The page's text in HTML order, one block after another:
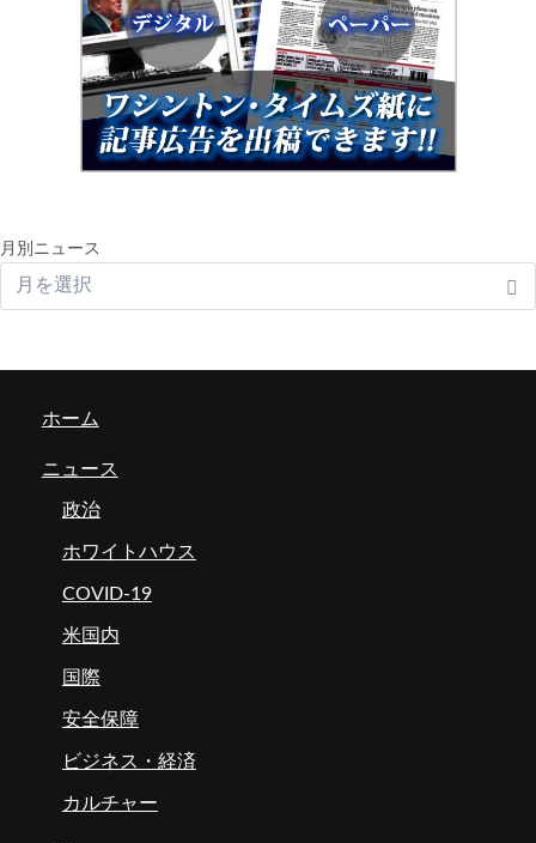
月別ニュース
ホーム
ニュース
政治
ホワイトハウス
COVID-19
米国内
国際
安全保障
ビジネス・経済
カルチャー